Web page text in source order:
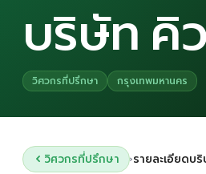
บริษัท คิ
วิศวกรที่ปรึกษา กรุงเทพมหานคร
วิศวกรที่ปรึกษา ›รายละเอียดบ